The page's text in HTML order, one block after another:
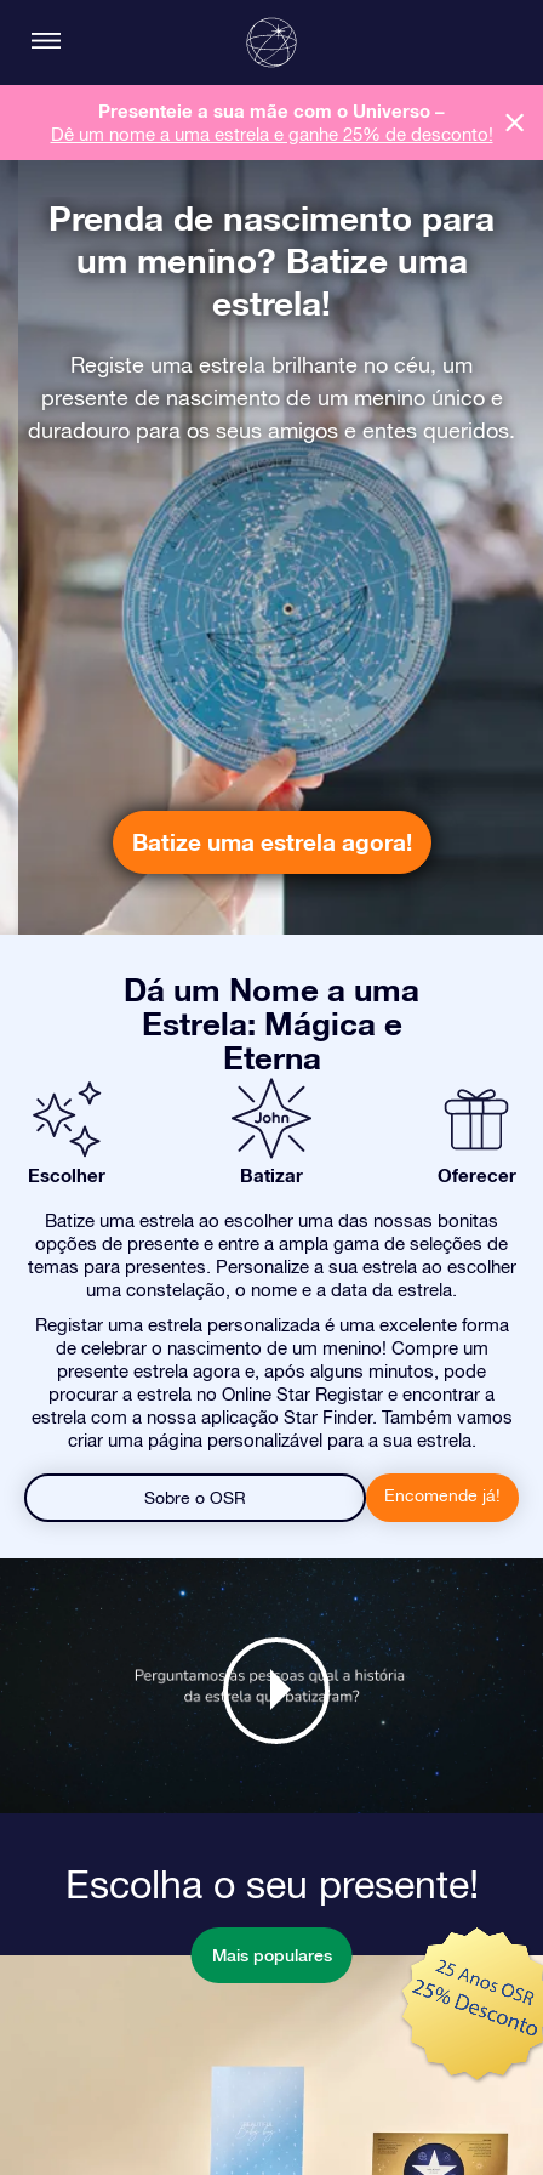
Presenteie a sua mãe com o Universo –
Dê um nome a uma estrela e ganhe 25% de desconto!
Prenda de nascimento para
um menino? Batize uma
estrela!
Registe uma estrela brilhante no céu, um
presente de nascimento de um menino único e
duradouro para os seus amigos e entes queridos.
Batize uma estrela agora!
Dá um Nome a uma
Estrela: Mágica e
Eterna
Escolher Batizar Oferecer
Batize uma estrela ao escolher uma das nossas bonitas
opções de presente e entre a ampla gama de seleções de
temas para presentes. Personalize a sua estrela ao escolher
uma constelação, o nome e a data da estrela.
Registar uma estrela personalizada é uma excelente forma
de celebrar o nascimento de um menino! Compre um
presente estrela agora e, após alguns minutos, pode
procurar a estrela no Online Star Registar e encontrar a
estrela com a nossa aplicação Star Finder. Também vamos
criar uma página personalizável para a sua estrela.
Sobre o OSR Encomende já!
Escolha o seu presente!
Mais populares